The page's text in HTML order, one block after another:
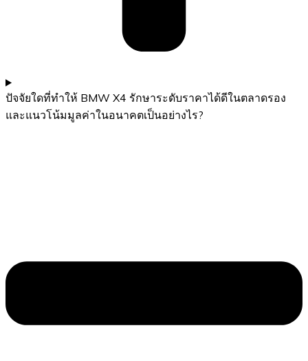
ปัจจัยใดที่ทำให้ BMW X4 รักษาระดับราคาได้ดีในตลาดรอง
และแนวโน้มมูลค่าในอนาคตเป็นอย่างไร?